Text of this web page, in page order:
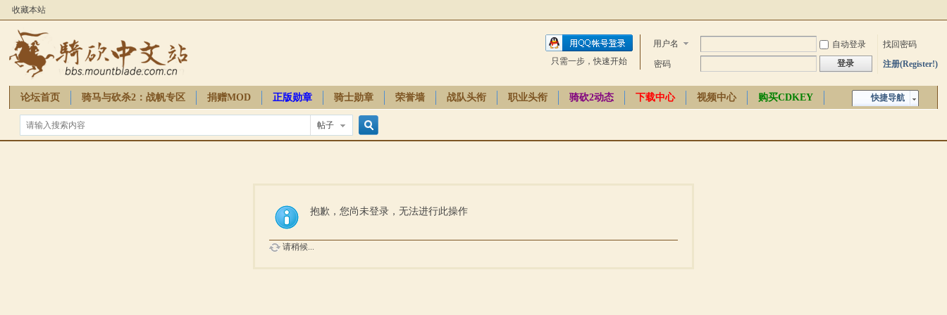
收藏本站
用户名 自动登录
找回密码
密码
登录 注册(Register!)
只需一步，快速开始
快捷导航
论坛首页 骑马与砍杀2：战帆专区 捐赠MOD 正版勋章 骑士勋章 荣誉墙 战队头衔 职业头衔 骑砍2动态 下载中心 视频中心
购买CDKEY
骑砍周边
帖子
索
抱歉，您尚未登录，无法进行此操作
请稍候...